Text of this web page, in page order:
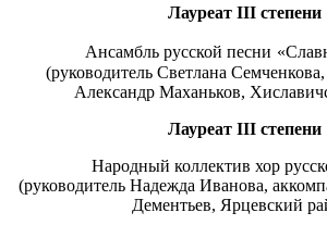
ЛауреатIII степени
Ансамбль русской песни
(руководитель Светлана
Александр Маханьков,
Лауреат IIIстепени
Народный коллектив хор
(руководитель Надежда Иванова,
Дементьев, Ярцевский